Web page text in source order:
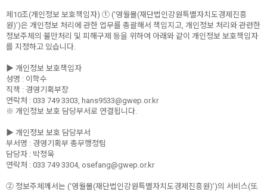
제10조(개인정보 보호책임자) ① (‘영월몰(재단법인강원특별자치도경제진흥
원)’)은 개인정보 처리에 관한 업무를 총괄해서 책임지고, 개인정보 처리와 관련한
정보주체의 불만처리 및 피해구제 등을 위하여 아래와 같이 개인정보 보호책임자
를 지정하고 있습니다.
▶ 개인정보 보호책임자
성명 : 이학수
직책 : 경영기획부장
연락처 : 033 749 3303, hans9533@gwep.or.kr
※ 개인정보 보호 담당부서로 연결됩니다.
▶ 개인정보 보호 담당부서
부서명 : 경영기획부 총무행정팀
담당자 : 박정욱
연락처 : 033 749 3304, osefang@gwep.or.kr
② 정보주체께서는 (‘영월몰(재단법인강원특별자치도경제진흥원)’)의 서비스(또